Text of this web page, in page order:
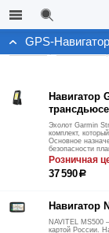
GPS-
Навигатор
Эхолот Garmin
комплект,
Основное
безопасности
Розничная
37 590р
Навигатор
NAVITEL MS500
картой России.